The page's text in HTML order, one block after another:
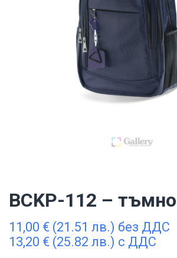
BCKP-112 –
11,00 € (21.51 лв.) без ДДС
13,20 € (25.82 лв.) с ДДС